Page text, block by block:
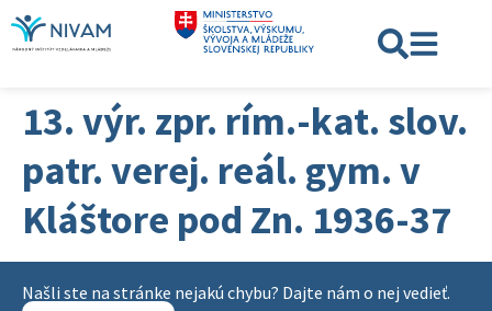
13. výr. zpr. rím.-kat. slov.
patr. verej. reál. gym. v
Kláštore pod Zn. 1936-37
Našli ste na stránke nejakú chybu? Dajte nám o nej vedieť.